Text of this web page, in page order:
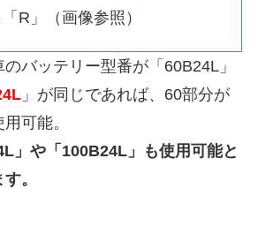
R」（画像参照）
バッテリー型番が「60B24L」
」が同じであれば、60部分が
可能。
」や「100B24L」も使用可能と
。